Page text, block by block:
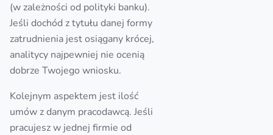
(w zależności od polityki banku).
Jeśli dochód z tytułu danej formy
zatrudnienia jest osiągany krócej,
analitycy najpewniej nie ocenią
dobrze Twojego wniosku.
Kolejnym aspektem jest ilość
umów z danym pracodawcą. Jeśli
pracujesz w jednej firmie od